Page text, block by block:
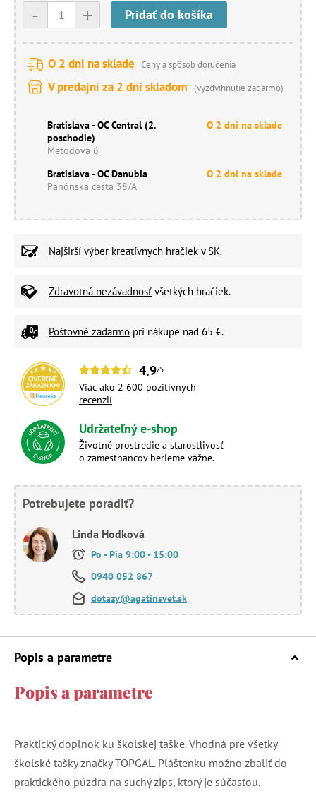
+
- Pridať do košíka
O 2 dni na sklade Ceny a spôsob doručenia
V predajni za 2 dni skladom (vyzdvihnutie zadarmo)
Bratislava - OC Central (2.
poschodie)
Metodova 6
O 2 dni na sklade
Bratislava - OC Danubia
Panónska cesta 38/A
O 2 dni na sklade
Najširší výber kreatívnych hračiek v SK.
Zdravotná nezávadnosť všetkých hračiek.
Poštovné zadarmo pri nákupe nad 65 €.
4,9/5
Viac ako 2 600 pozitívnych
recenzií
Udržateľný e-shop
Životné prostredie a starostlivosť
o zamestnancov berieme vážne.
Potrebujete poradiť?
Linda Hodková
Po - Pia 9:00 - 15:00
0940 052 867
dotazy@agatinsvet.sk
Popis a parametre
Popis a parametre
Praktický doplnok ku školskej taške. Vhodná pre všetky
školské tašky značky TOPGAL. Pláštenku možno zbaliť do
praktického púzdra na suchý zips, ktorý je súčasťou.